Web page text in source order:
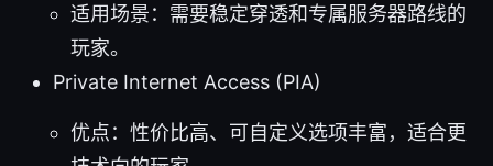
适用场景：需要稳定穿透和专属服务器路线的
玩家。
Private Internet Access (PIA)
优点：性价比高、可自定义选项丰富，适合更